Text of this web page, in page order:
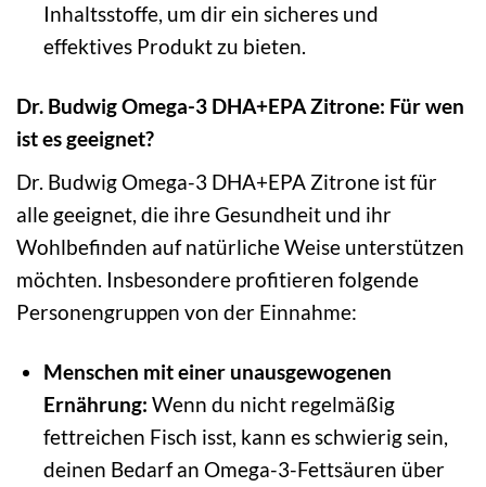
Inhaltsstoffe, um dir ein sicheres und
effektives Produkt zu bieten.
Dr. Budwig Omega-3 DHA+EPA Zitrone: Für wen
ist es geeignet?
Dr. Budwig Omega-3 DHA+EPA Zitrone ist für
alle geeignet, die ihre Gesundheit und ihr
Wohlbefinden auf natürliche Weise unterstützen
möchten. Insbesondere profitieren folgende
Personengruppen von der Einnahme:
Menschen mit einer unausgewogenen
Ernährung: Wenn du nicht regelmäßig
fettreichen Fisch isst, kann es schwierig sein,
deinen Bedarf an Omega-3-Fettsäuren über